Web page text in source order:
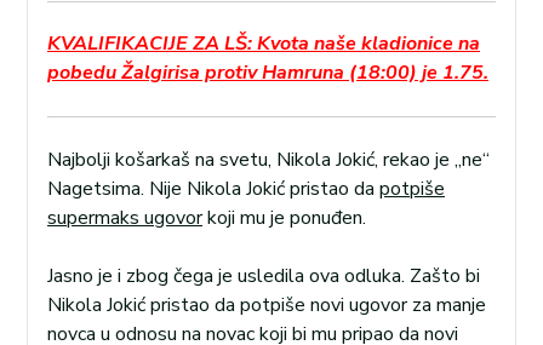
KVALIFIKACIJE ZA LŠ: Kvota naše kladionice na
pobedu Žalgirisa protiv Hamruna (18:00) je 1.75.
Najbolji košarkaš na svetu, Nikola Jokić, rekao je „ne“
Nagetsima. Nije Nikola Jokić pristao da potpiše
supermaks ugovorkoji mu je ponuđen.
Jasno je i zbog čega je usledila ova odluka. Zašto bi
Nikola Jokić pristao da potpiše novi ugovor za manje
novca u odnosu na novac koji bi mu pripao da novi